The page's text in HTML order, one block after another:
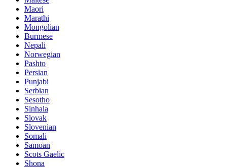
Maori
Marathi
Mongolian
Burmese
Nepali
Norwegian
Pashto
Persian
Punjabi
Serbian
Sesotho
Sinhala
Slovak
Slovenian
Somali
Samoan
Scots Gaelic
Shona